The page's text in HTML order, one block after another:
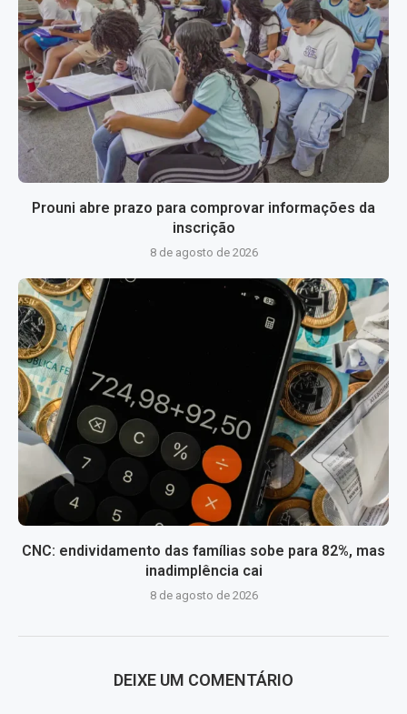
Prouni abre prazo para comprovar informações da
inscrição
8 de agosto de 2026
CNC: endividamento das famílias sobe para 82%, mas
inadimplência cai
8 de agosto de 2026
DEIXE UM COMENTÁRIO